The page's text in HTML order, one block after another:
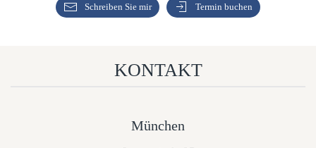
Schreiben Sie mir Termin buchen
KONTAKT
München